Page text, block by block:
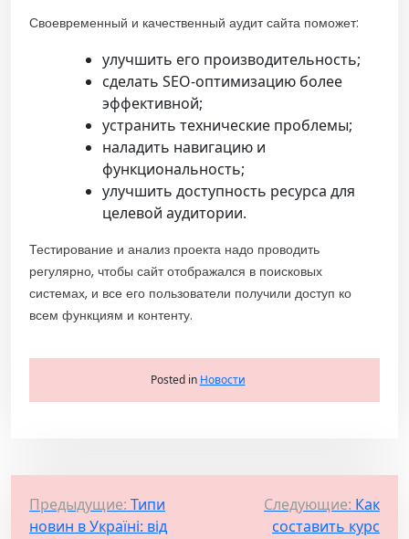
Своевременный и качественный аудит сайта поможет:
улучшить его производительность;
сделать SEO-оптимизацию более
эффективной;
устранить технические проблемы;
наладить навигацию и
функциональность;
улучшить доступность ресурса для
целевой аудитории.
Тестирование и анализ проекта надо проводить
регулярно, чтобы сайт отображался в поисковых
системах, и все его пользователи получили доступ ко
всем функциям и контенту.
Posted in Новости
Н
а
Предыдущие: Типи
новин в Україні: від
Следующие: Как
составить курс